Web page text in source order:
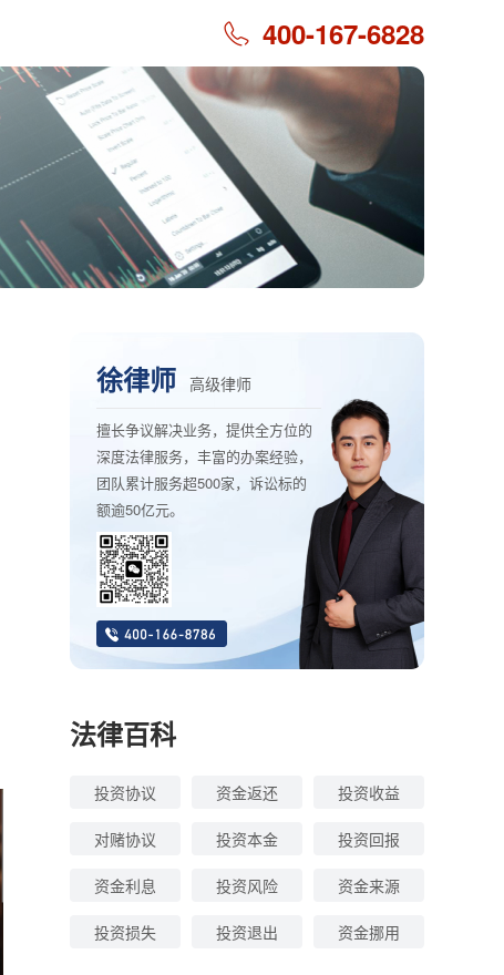
400-167-6828
徐律师 高级律师
擅长争议解决业务，提供全方位的
深度法律服务，丰富的办案经验，
团队累计服务超500家，诉讼标的
额逾50亿元。
法律百科
投资协议 资金返还 投资收益
对赌协议 投资本金 投资回报
资金利息 投资风险 资金来源
投资损失 投资退出 资金挪用